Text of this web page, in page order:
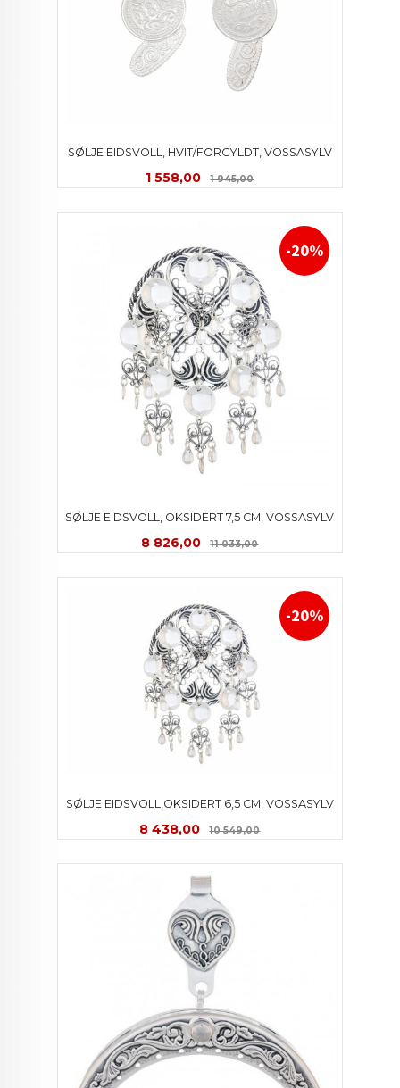
SØLJE EIDSVOLL, HVIT/FORGYLDT, VOSSASYLV
Tilbud
1 558,00 1 945,00Rabatt
SØLJE EIDSVOLL, OKSIDERT 7,5 CM, VOSSASYLV
Tilbud
8 826,00 11 033,00Rabatt
-20%
SØLJE EIDSVOLL,OKSIDERT 6,5 CM, VOSSASYLV
Tilbud
8 438,00 10 549,00Rabatt
-20%